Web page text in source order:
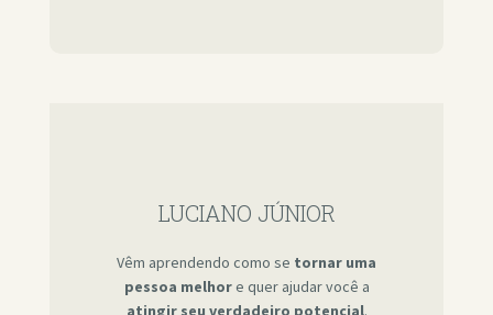
LUCIANO JÚNIOR
Vêm aprendendo como se tornar uma
pessoa melhore quer ajudar você a
atingir seu verdadeiro potencial.